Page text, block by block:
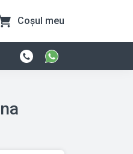
Coșul meu